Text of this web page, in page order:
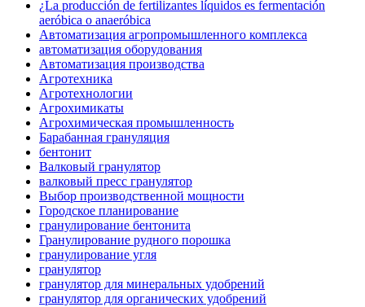
¿La producción de fertilizantes líquidos es fermentación
aeróbica o anaeróbica
Автоматизация агропромышленного комплекса
автоматизация оборудования
Автоматизация производства
Агротехника
Агротехнологии
Агрохимикаты
Агрохимическая промышленность
Барабанная грануляция
бентонит
Валковый гранулятор
валковый пресс гранулятор
Выбор производственной мощности
Городское планирование
гранулирование бентонита
Гранулирование рудного порошка
гранулирование угля
гранулятор
гранулятор для минеральных удобрений
гранулятор для органических удобрений